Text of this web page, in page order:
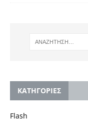
KΑΤΗΓΟΡΙΕΣ
Flash